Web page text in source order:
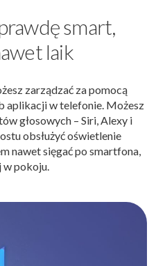
smart,
laik
zarządzać za pomocą
aplikacji w telefonie. Możesz
głosowych – Siri, Alexy i
obsłużyć oświetlenie
nawet sięgać po smartfona,
pokoju.